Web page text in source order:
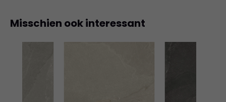
Misschien ook interessant